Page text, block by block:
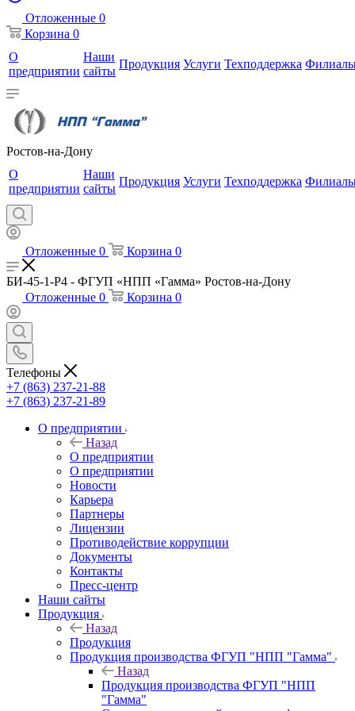
Отложенные 0
Корзина 0
О
предприятии
Наши
сайты
Продукция Услуги Техподдержка
Ростов-на-Дону
О
предприятии
Наши
сайты
Продукция Услуги Техподдержка
Отложенные 0 Корзина 0
БИ-45-1-Р4 - ФГУП «НПП «Гамма» Ростов-на-Дону
Отложенные 0 Корзина 0
Телефоны
+7 (863) 237-21-88
+7 (863) 237-21-89
О предприятии
Назад
О предприятии
О предприятии
Новости
Карьера
Партнеры
Лицензии
Противодействие коррупции
Документы
Контакты
Пресс-центр
Наши сайты
Продукция
Назад
Продукция
Продукция производства ФГУП "НПП "Гамма"
Назад
Продукция производства ФГУП "НПП
"Гамма"